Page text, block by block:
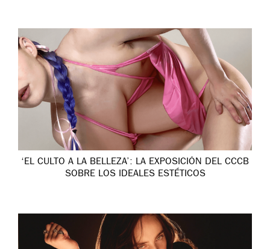
‘EL CULTO A LA BELLEZA’: LA EXPOSICIÓN DEL CCCB
SOBRE LOS IDEALES ESTÉTICOS